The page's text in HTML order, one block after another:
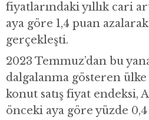
fiyatlarındaki yıllık cari
aya göre 1,4 puan
gerçekleşti.
2023 Temmuz’dan bu
dalgalanma gösteren
konut satış fiyat endeksi,
önceki aya göre yüzde 0,4